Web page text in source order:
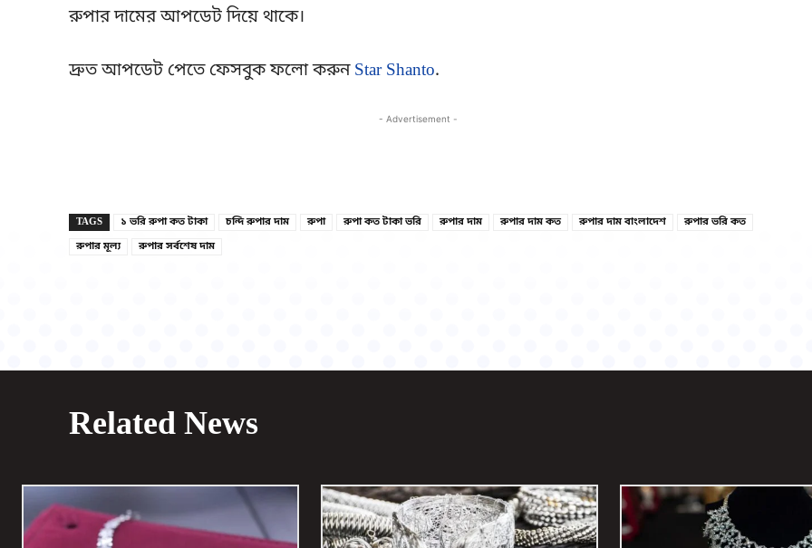
রুপার দামের আপডেট দিয়ে থাকে।
দ্রুত আপডেট পেতে ফেসবুক ফলো করুন Star Shanto.
- Advertisement -
TAGS ১ ভরি রুপা কত টাকা চন্দি রুপার দাম রুপা রুপা কত টাকা ভরি রুপার দাম রুপার দাম কত রুপার দাম বাংলাদেশ
রুপার ভরি কত
রুপার মূল্য
রুপার সর্বশেষ দাম
Related News